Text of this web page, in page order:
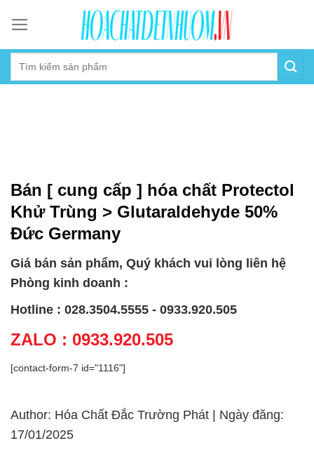
content
Bán [ cung cấp ] hóa chất Protectol
Khử Trùng > Glutaraldehyde 50%
Đức Germany
Giá bán sản phẩm, Quý khách vui lòng liên hệ
Phòng kinh doanh :
Hotline : 028.3504.5555 - 0933.920.505
ZALO : 0933.920.505
[contact-form-7 id="1116"]
Author: Hóa Chất Đắc Trường Phát | Ngày đăng:
17/01/2025